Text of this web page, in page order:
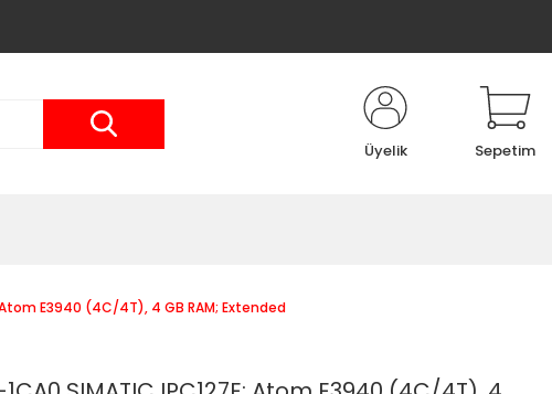
Üyelik Sepetim
Atom E3940 (4C/4T), 4 GB RAM; Extended